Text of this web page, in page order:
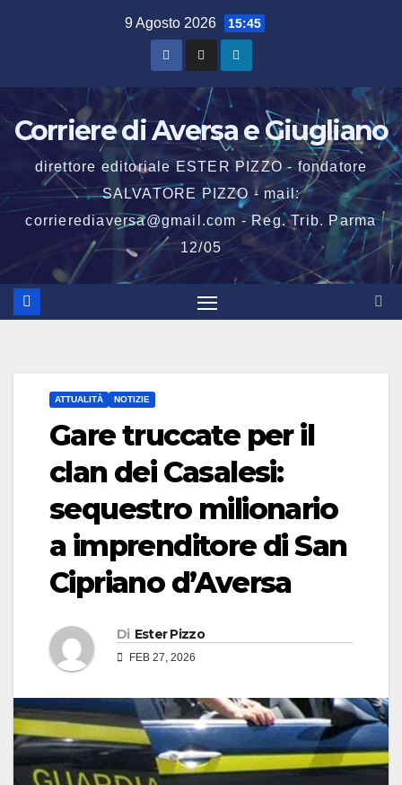
9 Agosto 2026 15:45
Corriere di Aversa e Giugliano
direttore editoriale ESTER PIZZO - fondatore
SALVATORE PIZZO - mail:
corrierediaversa@gmail.com - Reg. Trib. Parma
12/05
ATTUALITÀ NOTIZIE
Gare truccate per il
clan dei Casalesi:
sequestro milionario
a imprenditore di San
Cipriano d’Aversa
Di Ester Pizzo
FEB 27, 2026